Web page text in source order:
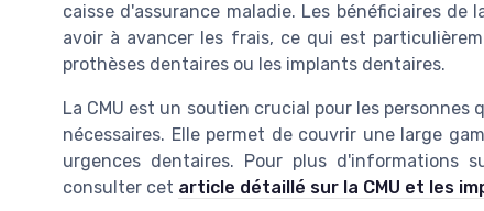
caisse d'assurance maladie. Les bénéficiaires
avoir à avancer les frais, ce qui est
prothèses dentaires ou les implants dentaires.
La CMU est un soutien crucial pour les
nécessaires. Elle permet de couvrir une large
urgences dentaires. Pour plus d'informations
consulter cet article détaillé sur la CMU et les